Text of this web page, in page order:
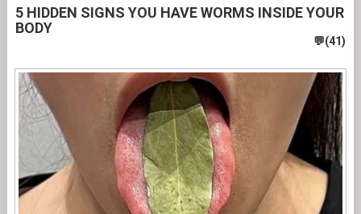
5 HIDDEN SIGNS YOU HAVE WORMS INSIDE YOUR
BODY